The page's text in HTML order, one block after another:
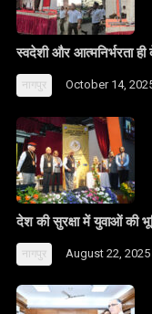
स्वदेशी और आत्मनिर्भरता
नागपुर October 14,
देश की सुरक्षा में युवाओं की
नागपुर August 22, 2025